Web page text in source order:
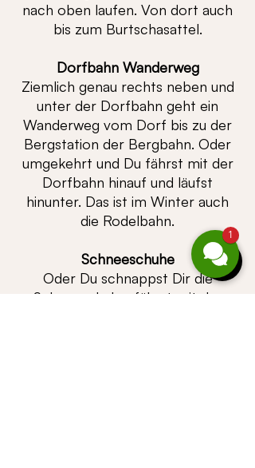
nach oben laufen. Von dort auch
bis zum Burtschasattel.
Dorfbahn Wanderweg
Ziemlich genau rechts neben und
unter der Dorfbahn geht ein
Wanderweg vom Dorf bis zu der
Bergstation der Bergbahn. Oder
umgekehrt und Du fährst mit der
Dorfbahn hinauf und läufst
hinunter. Das ist im Winter auch
die Rodelbahn.
Schneeschuhe
Oder Du schnappst Dir die
Schneeschuhe, fährst mit der
1